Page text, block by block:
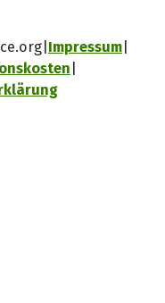
Impressum